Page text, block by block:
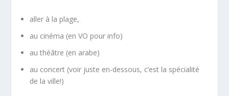
aller à la plage,
au cinéma (en VO pour info)
au théâtre (en arabe)
au concert (voir juste en-dessous, c’est la spécialité
de la ville!)